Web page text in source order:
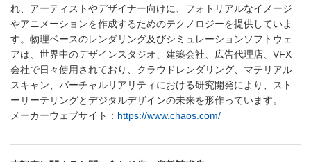
れ、アーティストやデザイナー向けに、フォトリアルなイメージ
やアニメーションを作成するためのテクノロジーを提供していま
す。物理ベースのレンダリング及びシミュレーションソフトウェ
アは、世界中のデザインスタジオ、建築会社、広告代理店、VFX
会社で日々使用されており、クラウドレンダリング、マテリアル
スキャン、バーチャルリアリティにおける研究開発により、スト
ーリーテリングとデジタルデザインの未来を形作っています。
メーカーウェブサイト： https://www.chaos.com/